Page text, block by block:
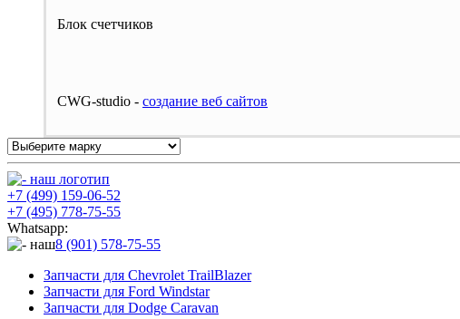
Блок счетчиков
CWG-studio - cоздание веб сайтов
+7 (499) 159-06-52
+7 (495) 778-75-55
Whatsapp:
8 (901) 578-75-55
Запчасти для Chevrolet TrailBlazer
Запчасти для Ford Windstar
Запчасти для Dodge Caravan